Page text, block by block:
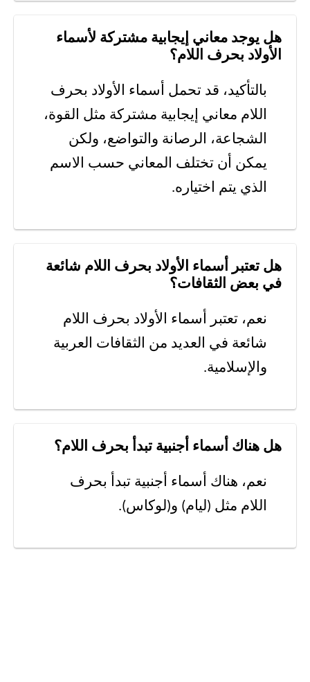
هل يوجد معاني إيجابية مشتركة لأسماء
الأولاد بحرف اللام؟
بالتأكيد، قد تحمل أسماء الأولاد بحرف
اللام معاني إيجابية مشتركة مثل القوة،
الشجاعة، الرصانة والتواضع، ولكن
يمكن أن تختلف المعاني حسب الاسم
الذي يتم اختياره.
هل تعتبر أسماء الأولاد بحرف اللام شائعة
في بعض الثقافات؟
نعم، تعتبر أسماء الأولاد بحرف اللام
شائعة في العديد من الثقافات العربية
والإسلامية.
هل هناك أسماء أجنبية تبدأ بحرف اللام؟
نعم، هناك أسماء أجنبية تبدأ بحرف
اللام مثل (ليام) و(لوكاس).